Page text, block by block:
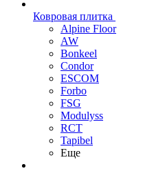
Ковровая плитка
Alpine Floor
AW
Bonkeel
Condor
ESCOM
Forbo
FSG
Modulyss
RCT
Tapibel
Еще